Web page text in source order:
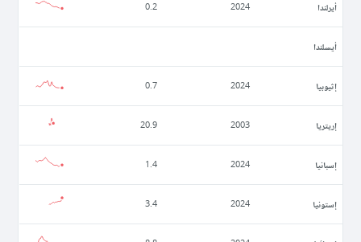
أيرلندا 2024
0.2
أيسلندا
إثيوبيا 2024
0.7
إريتريا 2003
20.9
إسبانيا 2024
1.4
إستونيا 2024
3.4